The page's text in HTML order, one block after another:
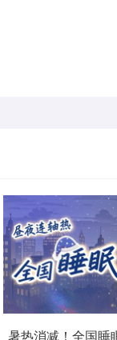
暑热消减！全国睡